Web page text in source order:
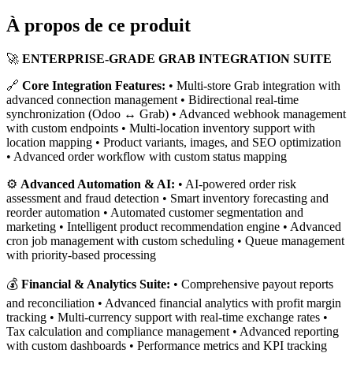
À propos de ce produit
🚀 ENTERPRISE-GRADE GRAB INTEGRATION SUITE
🔗 Core Integration Features: • Multi-store Grab integration with
advanced connection management • Bidirectional real-time
synchronization (Odoo ↔ Grab) • Advanced webhook management
with custom endpoints • Multi-location inventory support with
location mapping • Product variants, images, and SEO optimization
• Advanced order workflow with custom status mapping
⚙️ Advanced Automation & AI: • AI-powered order risk
assessment and fraud detection • Smart inventory forecasting and
reorder automation • Automated customer segmentation and
marketing • Intelligent product recommendation engine • Advanced
cron job management with custom scheduling • Queue management
with priority-based processing
💰 Financial & Analytics Suite: • Comprehensive payout reports
and reconciliation • Advanced financial analytics with profit margin
tracking • Multi-currency support with real-time exchange rates •
Tax calculation and compliance management • Advanced reporting
with custom dashboards • Performance metrics and KPI tracking